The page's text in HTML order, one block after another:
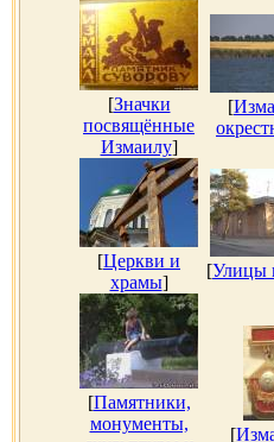
[Значки
посвящённые
Измаилу]
[
[Церкви и
храмы]
[Улицы
[Памятники,
монументы,
[